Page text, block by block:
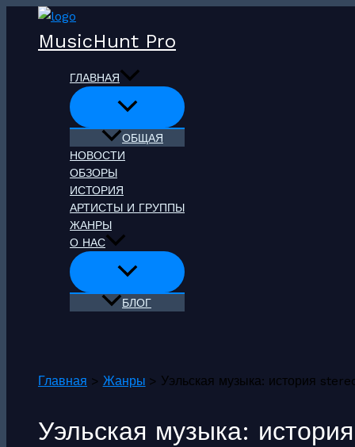
Перейти
содержимому
MusicHunt Pro
ГЛАВНАЯ
ОБЩАЯ
НОВОСТИ
ОБЗОРЫ
ИСТОРИЯ
АРТИСТЫ И ГРУППЫ
ЖАНРЫ
О НАС
БЛОГ
Главная Жанры Уэльская музыка: история
Уэльская музыка: